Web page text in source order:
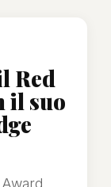
Red
il suo